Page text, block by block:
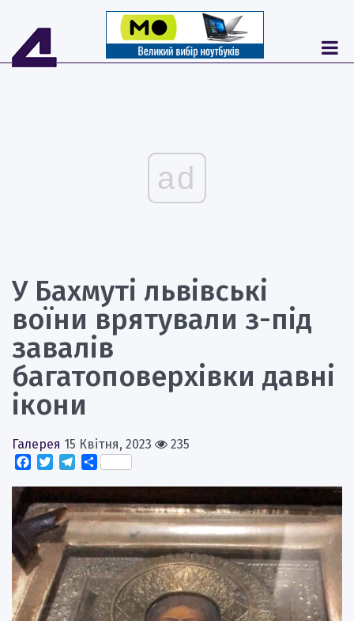
ad
У Бахмуті львівські
воїни врятували з-під
завалів
багатоповерхівки давні
ікони
Галерея 15 Квітня, 2023
235
Facebook
TwitterTelegram
Поділитися